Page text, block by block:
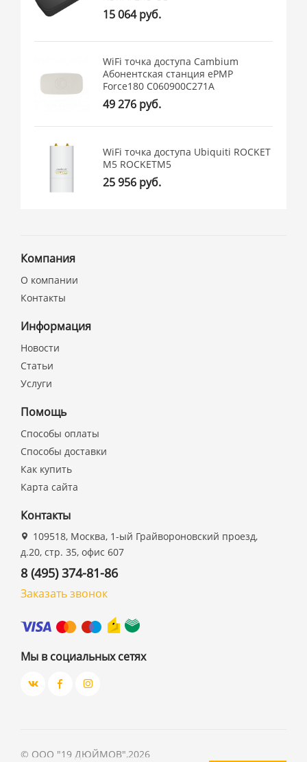
15 064 руб.
WiFi точка доступа Cambium
Абонентская станция ePMP
Force180 C060900C271A
49 276 руб.
WiFi точка доступа Ubiquiti ROCKET
M5 ROCKETM5
25 956 руб.
Компания
О компании
Контакты
Информация
Новости
Статьи
Услуги
Помощь
Способы оплаты
Способы доставки
Как купить
Карта сайта
Контакты
109518, Москва, 1-ый Грайвороновский проезд,
д.20, стр. 35, офис 607
8 (495) 374-81-86
Заказать звонок
Мы в социальных сетях
© ООО "19 ДЮЙМОВ",2026